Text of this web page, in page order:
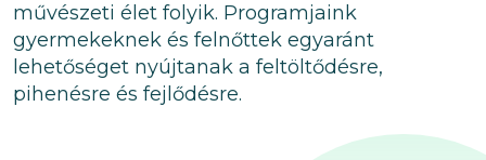
művészeti élet folyik. Programjaink
gyermekeknek és felnőttek egyaránt
lehetőséget nyújtanak a feltöltődésre,
pihenésre és fejlődésre.